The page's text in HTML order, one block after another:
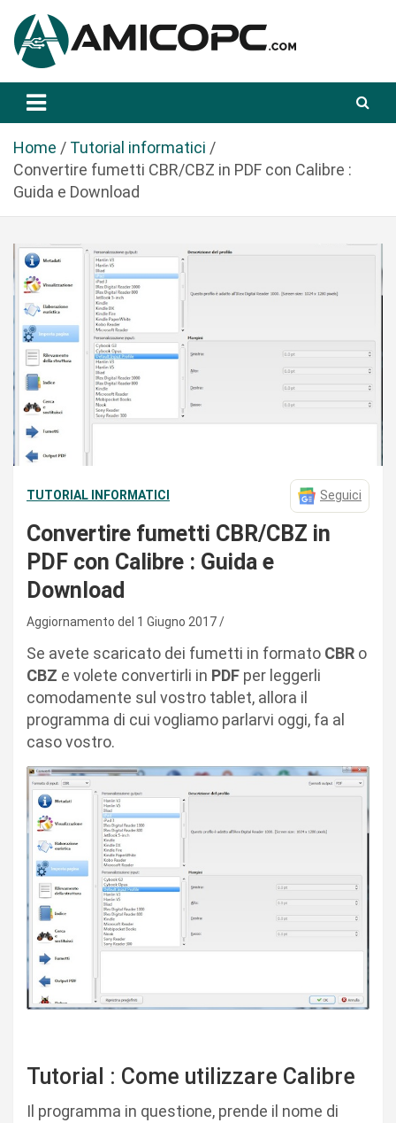
a
Amicopc.com
Home
Tutorial informatici
Convertire fumetti CBR/CBZ in PDF con Calibre :
Guida e Download
TUTORIAL INFORMATICI Seguici
Convertire fumetti CBR/CBZ in
PDF con Calibre : Guida e
Download
Aggiornamento del 1 Giugno 2017
Se avete scaricato dei fumetti in formato CBR o
CBZ e volete convertirli in PDF per leggerli
comodamente sul vostro tablet, allora il
programma di cui vogliamo parlarvi oggi, fa al
caso vostro.
Tutorial : Come utilizzare Calibre
Il programma in questione, prende il nome di